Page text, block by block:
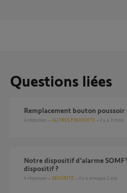
Questions liées
Remplacement bouton
4 réponses AUTRES PRODUITS il y a 3 mois
notre dispositif d’alarme SOMFY est compatible avec le
dispositif ?
4 réponses SÉCURITÉ il y a presque 2 ans